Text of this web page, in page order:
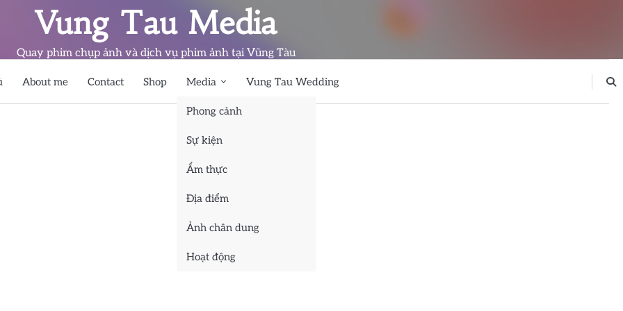
Vung Tau Media
Quay phim chụp ảnh và dịch vụ phim ảnh tại Vũng Tàu
About me Contact Shop Media
Phong cảnh
Sự kiện
Ẩm thực
Địa điểm
Ảnh chân dung
Hoạt động
Vung Tau Wedding